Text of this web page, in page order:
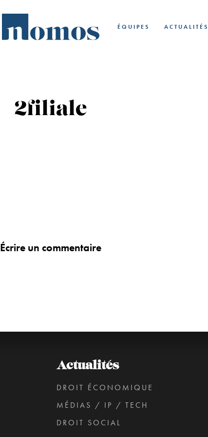
ÉQUIPES ACTUALITÉS
2filiale
Écrire un commentaire
Actualités
DROIT ÉCONOMIQUE
MÉDIAS / IP / TECH
DROIT SOCIAL